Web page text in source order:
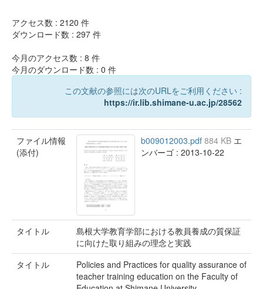
アクセス数 : 2120 件
ダウンロード数 : 297 件
今月のアクセス数 : 8 件
今月のダウンロード数 : 0 件
この文献の参照には次のURLをご利用ください :
https://ir.lib.shimane-u.ac.jp/28562
ファイル情報
(添付)
b009012003.pdf 884 KB エ
ンバーゴ : 2013-10-22
タイトル
島根大学教育学部における教員養成の質保証
に向けた取り組みの理念と実践
タイトル
Policies and Practices for quality assurance of
teacher training education on the Faculty of